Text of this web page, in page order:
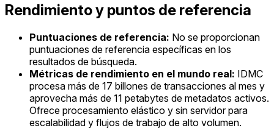
Rendimiento y puntos de referencia
Puntuaciones de referencia: No se proporcionan
puntuaciones de referencia específicas en los
resultados de búsqueda.
Métricas de rendimiento en el mundo real: IDMC
procesa más de 17 billones de transacciones al mes y
aprovecha más de 11 petabytes de metadatos activos.
Ofrece procesamiento elástico y sin servidor para
escalabilidad y flujos de trabajo de alto volumen.